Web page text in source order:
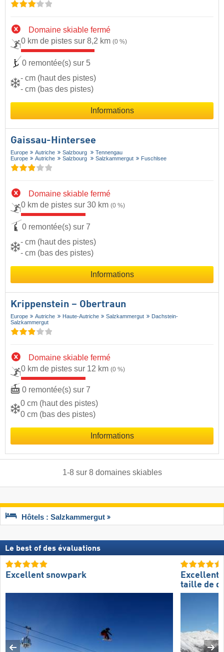
Domaine skiable fermé
0 km de pistes sur 8,2 km (0 %)
0 remontée(s) sur 5
- cm (haut des pistes)
- cm (bas des pistes)
Informations
Gaissau-Hintersee
Europe Autriche Salzbourg
Tennengau
Europe
Autriche Salzbourg Salzkammergut Fuschlsee
Domaine skiable fermé
0 km de pistes sur 30 km (0 %)
0 remontée(s) sur 7
- cm (haut des pistes)
- cm (bas des pistes)
Informations
Krippenstein – Obertraun
Europe Autriche Haute-Autriche Salzkammergut
Dachstein-
Salzkammergut
Domaine skiable fermé
0 km de pistes sur 12 km (0 %)
0 remontée(s) sur 7
0 cm (haut des pistes)
0 cm (bas des pistes)
Informations
1-8sur 8 domaines skiables
Hôtels : Salzkammergut
Le best of des évaluations
Excellent snowpark
Excellente
taille de